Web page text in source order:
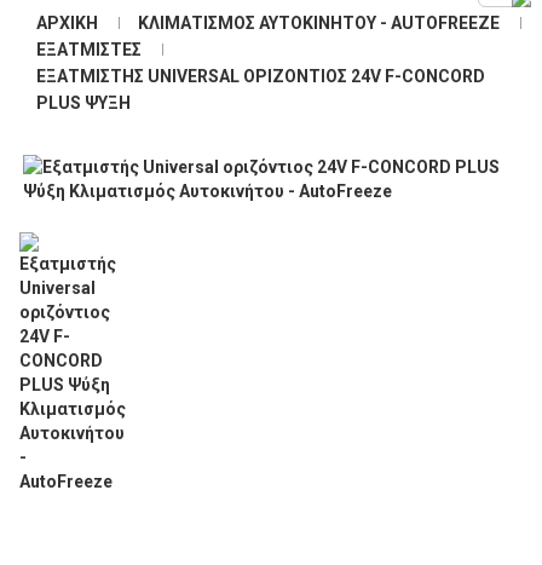
ΑΡΧΙΚΉ
ΚΛΙΜΑΤΙΣΜΌΣ ΑΥΤΟΚΙΝΉΤΟΥ - AUTOFREEZE
ΕΞΑΤΜΙΣΤΈΣ
ΕΞΑΤΜΙΣΤΉΣ UNIVERSAL ΟΡΙΖΌΝΤΙΟΣ 24V F-CONCORD
PLUS ΨΎΞΗ